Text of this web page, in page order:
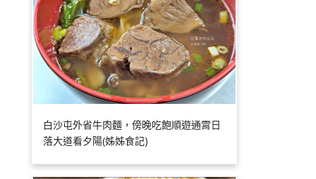
白沙屯外省牛肉麵，傍晚吃飽順遊通霄日
落大道看夕陽(姊姊食記)